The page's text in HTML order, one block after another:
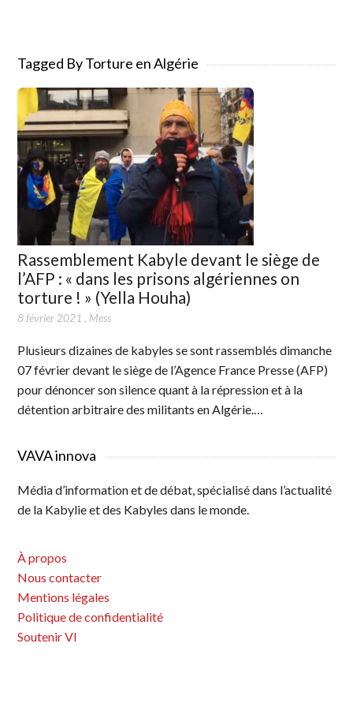
Tagged By Torture en Algérie
Rassemblement Kabyle devant le siège de
l’AFP : « dans les prisons algériennes on
torture ! » (Yella Houha)
8 février 2021 , Mess
Plusieurs dizaines de kabyles se sont rassemblés dimanche
07 février devant le siège de l’Agence France Presse (AFP)
pour dénoncer son silence quant à la répression et à la
détention arbitraire des militants en Algérie.…
VAVA innova
Média d’information et de débat, spécialisé dans l’actualité
de la Kabylie et des Kabyles dans le monde.
À propos
Nous contacter
Mentions légales
Politique de confidentialité
Soutenir VI